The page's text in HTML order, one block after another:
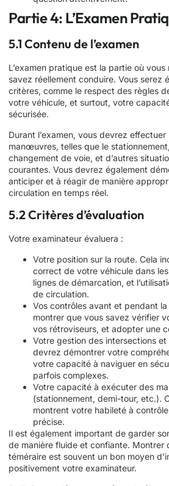
Partie 4: L’Examen
5.1 Contenu de l’examen
L’examen pratique est la partie où
savez réellement conduire. Vous serez
critères, comme le respect des règles
votre véhicule, et surtout, votre
sécurisée.
Durant l’examen, vous devrez
manœuvres, telles que le
changement de voie, et d’autres
courantes. Vous devrez également
anticiper et à réagir de manière
circulation en temps réel.
5.2 Critères d’évaluation
Votre examinateur évaluera :
Votre position sur la route. Cela
correct de votre véhicule dans
lignes de démarcation, et
de circulation.
Vos contrôles avant et pendant
montrer que vous savez vérifier
vos rétroviseurs, et adopter une
Votre gestion des intersections
devrez démontrer votre
votre capacité à naviguer en
parfois complexes.
Votre capacité à exécuter des
(stationnement, demi-tour, etc.).
montrent votre habileté à
précise.
Il est également important de garder
de manière fluide et confiante. Montrer
téméraire est souvent un bon moyen
positivement votre examinateur.